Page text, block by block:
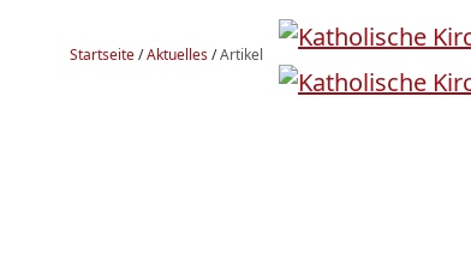
Startseite/Aktuelles/Artikel